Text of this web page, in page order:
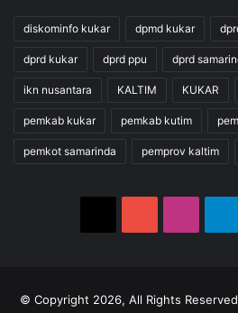
diskominfo kukar dpmd kukar
dprd kukar dprd ppu dprd
ikn nusantara KALTIM KUKAR
pemkab kukar pemkab kutim
pemkot samarinda pemprov kaltim
© Copyright 2026, All Rights